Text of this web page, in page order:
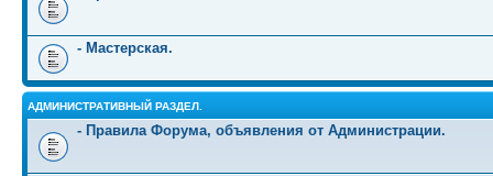
- Мастерская.
АДМИНИСТРАТИВНЫЙ РАЗДЕЛ.
- Правила Форума, объявления от Администрации.